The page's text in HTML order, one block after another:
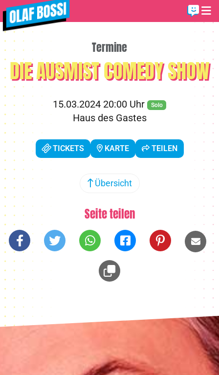
Termine
DIE AUSMIST COMEDY SHOW
15.03.2024 20:00 Uhr Solo
Haus des Gastes
TICKETS KARTE TEILEN
Übersicht
Seite teilen